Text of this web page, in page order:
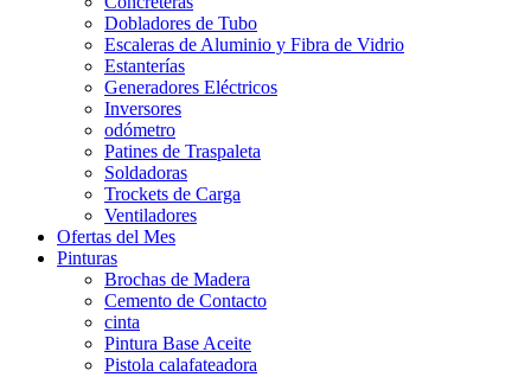
Dobladores de Tubo
Escaleras de Aluminio y Fibra de Vidrio
Estanterías
Generadores Eléctricos
Inversores
odómetro
Patines de Traspaleta
Soldadoras
Trockets de Carga
Ventiladores
Ofertas del Mes
Pinturas
Brochas de Madera
Cemento de Contacto
cinta
Pintura Base Aceite
Pistola calafateadora